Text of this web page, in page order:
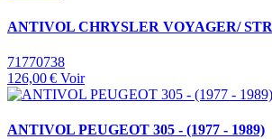
ANTIVOL CHRYSLER VOYAGER/
71770738
126,00 € Voir
ANTIVOL PEUGEOT 305 - (1977 - 1989)